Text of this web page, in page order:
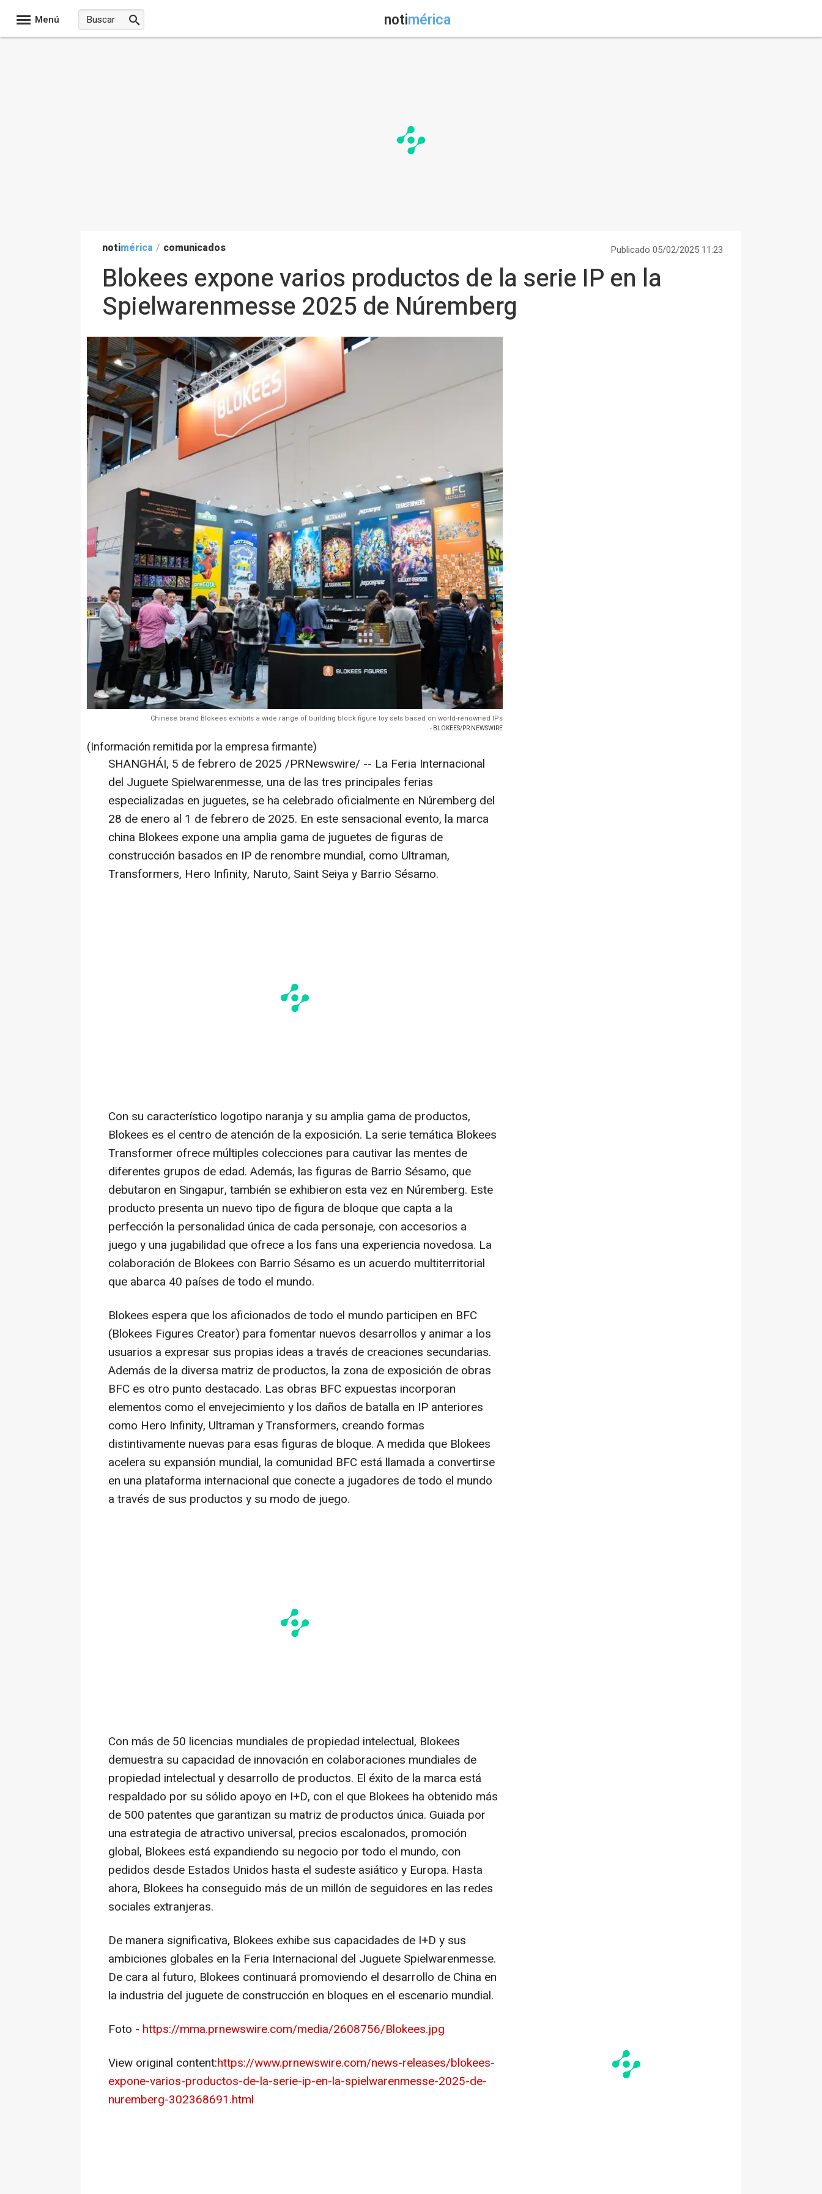
Menú notimérica
notimérica / comunicados Publicado 05/02/2025 11:23
Blokees expone varios productos de la serie IP en la
Spielwarenmesse 2025 de Núremberg
Chinese brand Blokees exhibits a wide range of building block figure toy sets based on world-renowned IPs
- BLOKEES/PR NEWSWIRE
(Información remitida por la empresa firmante)
SHANGHÁI, 5 de febrero de 2025 /PRNewswire/ -- La Feria Internacional
del Juguete Spielwarenmesse, una de las tres principales ferias
especializadas en juguetes, se ha celebrado oficialmente en Núremberg del
28 de enero al 1 de febrero de 2025. En este sensacional evento, la marca
china Blokees expone una amplia gama de juguetes de figuras de
construcción basados en IP de renombre mundial, como Ultraman,
Transformers, Hero Infinity, Naruto, Saint Seiya y Barrio Sésamo.
Con su característico logotipo naranja y su amplia gama de productos,
Blokees es el centro de atención de la exposición. La serie temática Blokees
Transformer ofrece múltiples colecciones para cautivar las mentes de
diferentes grupos de edad. Además, las figuras de Barrio Sésamo, que
debutaron en Singapur, también se exhibieron esta vez en Núremberg. Este
producto presenta un nuevo tipo de figura de bloque que capta a la
perfección la personalidad única de cada personaje, con accesorios a
juego y una jugabilidad que ofrece a los fans una experiencia novedosa. La
colaboración de Blokees con Barrio Sésamo es un acuerdo multiterritorial
que abarca 40 países de todo el mundo.
Blokees espera que los aficionados de todo el mundo participen en BFC
(Blokees Figures Creator) para fomentar nuevos desarrollos y animar a los
usuarios a expresar sus propias ideas a través de creaciones secundarias.
Además de la diversa matriz de productos, la zona de exposición de obras
BFC es otro punto destacado. Las obras BFC expuestas incorporan
elementos como el envejecimiento y los daños de batalla en IP anteriores
como Hero Infinity, Ultraman y Transformers, creando formas
distintivamente nuevas para esas figuras de bloque. A medida que Blokees
acelera su expansión mundial, la comunidad BFC está llamada a convertirse
en una plataforma internacional que conecte a jugadores de todo el mundo
a través de sus productos y su modo de juego.
Con más de 50 licencias mundiales de propiedad intelectual, Blokees
demuestra su capacidad de innovación en colaboraciones mundiales de
propiedad intelectual y desarrollo de productos. El éxito de la marca está
respaldado por su sólido apoyo en I+D, con el que Blokees ha obtenido más
de 500 patentes que garantizan su matriz de productos única. Guiada por
una estrategia de atractivo universal, precios escalonados, promoción
global, Blokees está expandiendo su negocio por todo el mundo, con
pedidos desde Estados Unidos hasta el sudeste asiático y Europa. Hasta
ahora, Blokees ha conseguido más de un millón de seguidores en las redes
sociales extranjeras.
De manera significativa, Blokees exhibe sus capacidades de I+D y sus
ambiciones globales en la Feria Internacional del Juguete Spielwarenmesse.
De cara al futuro, Blokees continuará promoviendo el desarrollo de China en
la industria del juguete de construcción en bloques en el escenario mundial.
Foto - https://mma.prnewswire.com/media/2608756/Blokees.jpg
View original content:https://www.prnewswire.com/news-releases/blokees-
expone-varios-productos-de-la-serie-ip-en-la-spielwarenmesse-2025-de-
nuremberg-302368691.html